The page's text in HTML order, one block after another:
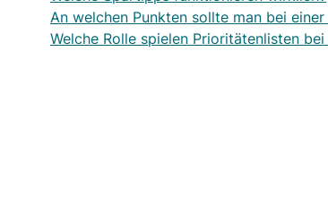
An welchen Punkten sollte man bei
Welche Rolle spielen Prioritätenlisten